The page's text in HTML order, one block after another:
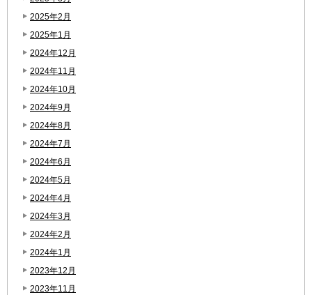
2025年2月
2025年1月
2024年12月
2024年11月
2024年10月
2024年9月
2024年8月
2024年7月
2024年6月
2024年5月
2024年4月
2024年3月
2024年2月
2024年1月
2023年12月
2023年11月